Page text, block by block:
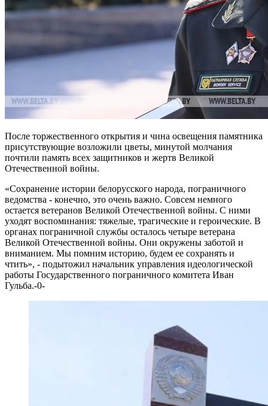
После торжественного открытия и чина освещения памятника
присутствующие возложили цветы, минутой молчания
почтили память всех защитников и жертв Великой
Отечественной войны.
«Сохранение истории белорусского народа, пограничного
ведомства - конечно, это очень важно. Совсем немного
остается ветеранов Великой Отечественной войны. С ними
уходят воспоминания: тяжелые, трагические и героические. В
органах пограничной службы осталось четыре ветерана
Великой Отечественной войны. Они окружены заботой и
вниманием. Мы помним историю, будем ее сохранять и
чтить», - подытожил начальник управления идеологической
работы Государственного пограничного комитета Иван
Гульба.-0-